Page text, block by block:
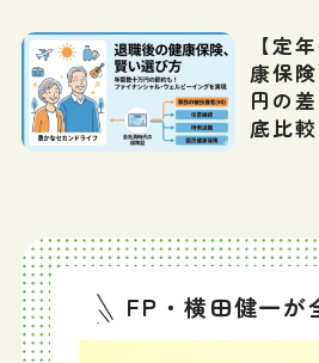
【定
康保
円の
底比較
FP・横田健一が